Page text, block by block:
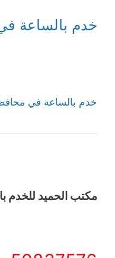
خدم بالساعة
خدم بالساعة في
مكتب الحميد للخدم